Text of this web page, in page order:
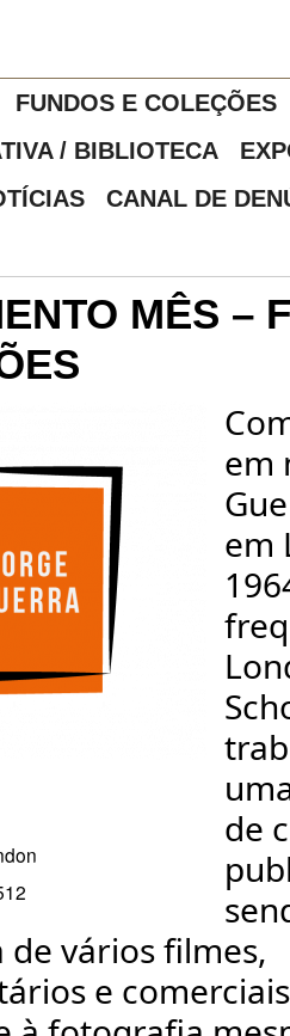
FUNDOS E COLEÇÕES
/ BIBLIOTECA
CANAL DE
MÊS –
em
em
de
vários filmes,
e